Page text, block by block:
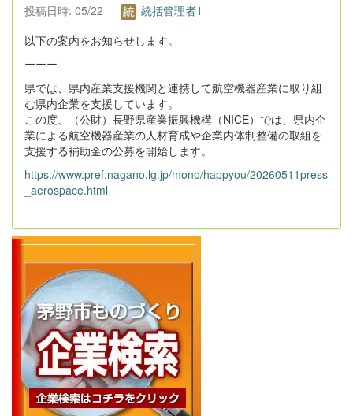
投稿日時: 05/22
統括管理者1
以下の案内をお知らせします。
ーーー
県では、県内産業支援機関と連携して航空機器産業に取り組
む県内企業を支援しています。
この度、（公財）長野県産業振興機構（NICE）では、県内企
業による航空機器産業の人材育成や企業内体制整備の取組を
支援する補助金の公募を開始します。
https://www.pref.nagano.lg.jp/mono/happyou/20260511press
_aerospace.html